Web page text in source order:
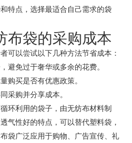
特点，选择最适合自己需求的袋
布袋的采购成本
可以尝试以下几种方法节省成本：
避免过于奢华或多余的花费。
购买是否有优惠政策。
采购并分享成本。
环利用的袋子，由无纺布材料制
气性好的特点，可以替代塑料袋，
袋广泛应用于购物、广告宣传、礼